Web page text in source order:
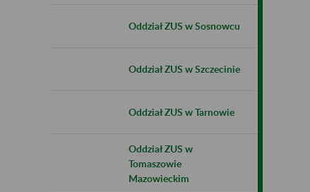
Oddział ZUS w Sosnowcu
Oddział ZUS w Szczecinie
Oddział ZUS w Tarnowie
Oddział ZUS w
Tomaszowie
Mazowieckim